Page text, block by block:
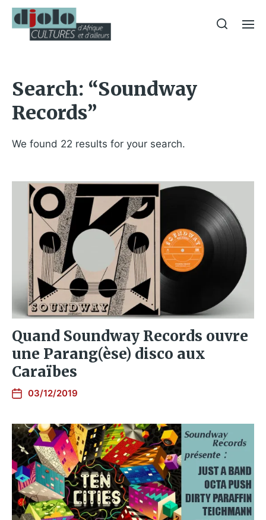
Search: “Soundway
Records”
We found 22 results for your search.
Quand Soundway Records ouvre
une Parang(èse) disco aux
Caraïbes
03/12/2019